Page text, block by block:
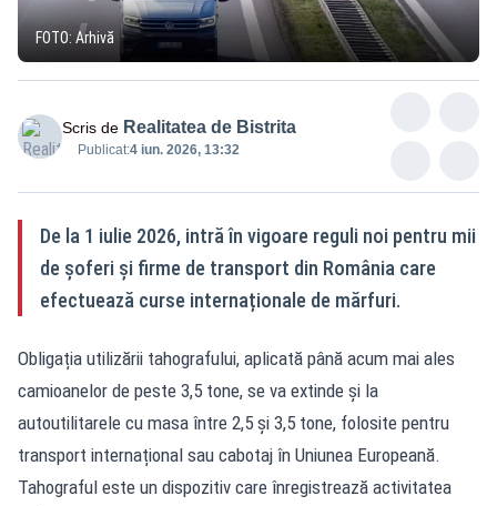
FOTO: Arhivă
Scris de Realitatea de Bistrita
Publicat:4 iun. 2026, 13:32
De la 1 iulie 2026, intră în vigoare reguli noi pentru mii
de șoferi și firme de transport din România care
efectuează curse internaționale de mărfuri.
Obligația utilizării tahografului, aplicată până acum mai ales
camioanelor de peste 3,5 tone, se va extinde și la
autoutilitarele cu masa între 2,5 și 3,5 tone, folosite pentru
transport internațional sau cabotaj în Uniunea Europeană.
Tahograful este un dispozitiv care înregistrează activitatea